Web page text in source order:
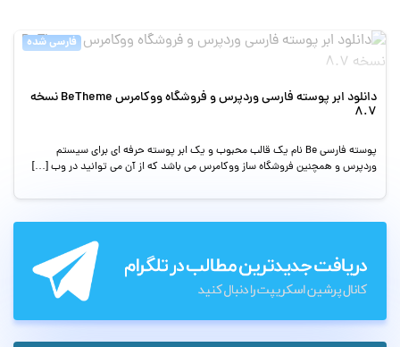
فارسی شده
دانلود ابر پوسته فارسی وردپرس و فروشگاه ووکامرس BeTheme نسخه
8.7
پوسته فارسی Be نام یک قالب محبوب و یک ابر پوسته حرفه ای برای سیستم
وردپرس و همچنین فروشگاه ساز ووکامرس می باشد که از آن می توانید در وب […]